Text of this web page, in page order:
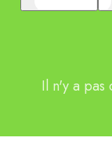
Il n'y a pas